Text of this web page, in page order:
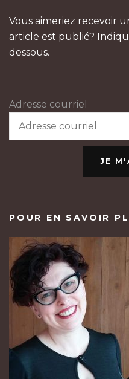
Vous aimeriez recevoir
article est publié?
dessous.
Adresse courriel
JE
POUR EN SAVOIR